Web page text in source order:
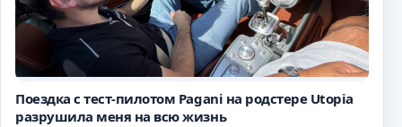
Поездка с тест-пилотом Pagani на родстере Utopia
разрушила меня на всю жизнь